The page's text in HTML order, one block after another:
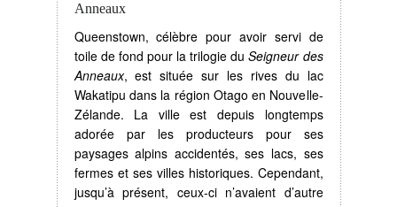
Anneaux
Queenstown, célèbre pour avoir servi de
toile de fond pour la trilogie duSeigneur des
Anneaux, est située sur les rives du lac
Wakatipu dans la région Otago en Nouvelle-
Zélande. La ville est depuis longtemps
adorée par les producteurs pour ses
paysages alpins accidentés, ses lacs, ses
fermes et ses villes historiques. Cependant,
jusqu’à présent, ceux-ci n’avaient d’autre